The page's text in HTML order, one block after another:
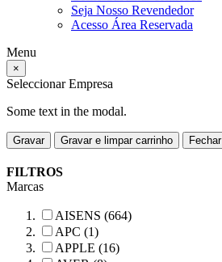
Seja Nosso Revendedor
Acesso Área Reservada
Menu
×
Seleccionar Empresa
Some text in the modal.
Gravar Gravar e limpar carrinho Fechar
FILTROS
Marcas
AISENS (664)
APC (1)
APPLE (16)